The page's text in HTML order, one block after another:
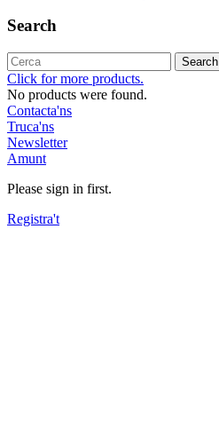
Search
Search
Click for more products.
No products were found.
Contacta'ns
Truca'ns
Newsletter
Amunt
Please sign in first.
Registra't